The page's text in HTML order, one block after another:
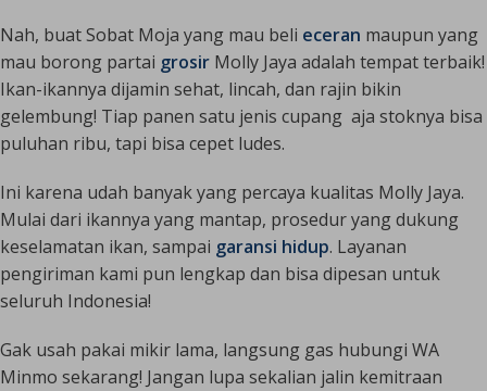
Nah, buat Sobat Moja yang mau beli eceran maupun yang
mau borong partai grosir Molly Jaya adalah tempat terbaik!
Ikan-ikannya dijamin sehat, lincah, dan rajin bikin
gelembung! Tiap panen satu jenis cupang aja stoknya bisa
puluhan ribu, tapi bisa cepet ludes.
Ini karena udah banyak yang percaya kualitas Molly Jaya.
Mulai dari ikannya yang mantap, prosedur yang dukung
keselamatan ikan, sampai garansi hidup. Layanan
pengiriman kami pun lengkap dan bisa dipesan untuk
seluruh Indonesia!
Gak usah pakai mikir lama, langsung gas hubungi WA
Minmo sekarang! Jangan lupa sekalian jalin kemitraan